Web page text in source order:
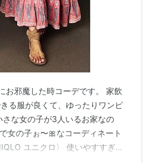
お邪魔した時コーデです。 家飲
る服が良くて、ゆったりワンピ
さな女の子が3人いるお家なの
女の子ぉ〜🎀なコーディネート
ユニクロ〉 使いやすすぎヘ